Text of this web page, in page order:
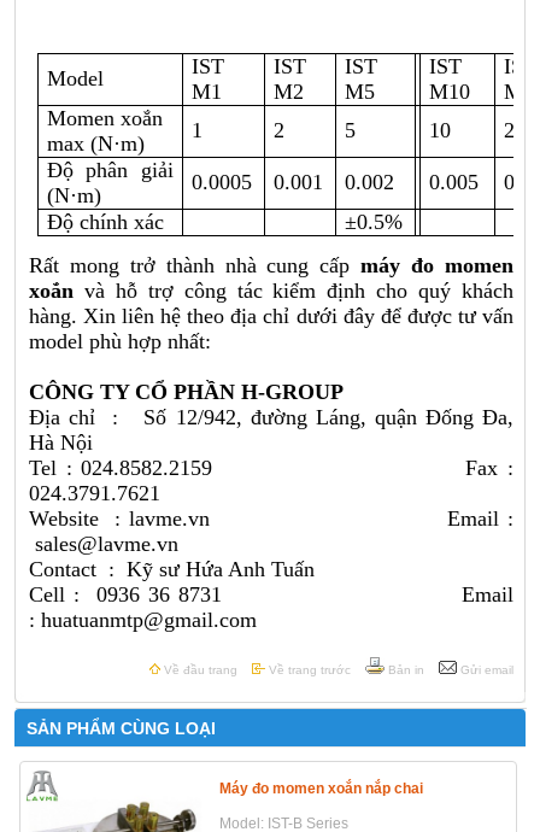
Model
IST
M1
IST
M2
IST
M5
IST
M10
IST
Momen xoắn
max (N·m)
1 2 5 10
20
Độ phân giải
(N·m)
0.0005 0.001 0.002 0.005
Độ chính xác
±0.5%
Rất mong trở thành nhà cung cấpmáy đo momen
xoắnvà hỗ trợ công tác kiểm định cho quý khách
hàng. Xin liên hệ theo địa chỉ dưới đây để được tư vấn
model phù hợp nhất:
CÔNG TY CỔ PHẦN H-GROUP
Địa chỉ : Số 12/942, đường Láng, quận Đống Đa,
Hà Nội
Tel : 024.8582.2159 Fax :
024.3791.7621
Website : lavme.vn Email :
sales@lavme.vn
Contact : Kỹ sư Hứa Anh Tuấn
Cell : 0936 36 8731 Email
: huatuanmtp@gmail.com
Về đầu trang Về trang trước Bản in Gửi email
SẢN PHẨM CÙNG LOẠI
Máy đo momen xoắn nắp chai
Model: IST-B Series